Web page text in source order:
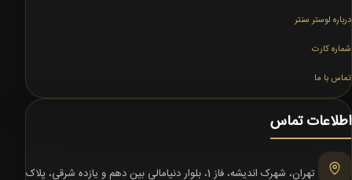
درباره لوستر سنتر
شماره کارت
تماس با ما
اطلاعات تماس
تهران، شهرک اندیشه، فاز 1، بلوار دنیامالی بین دهم و یازده شرقی، پلاک